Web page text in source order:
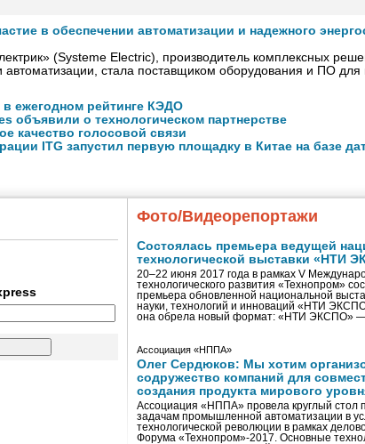
в обеспечении автоматизации и надежного
(Systeme Electric), производитель комплексных
автоматизации, стала поставщиком оборудования и ПО для
в ежегодном рейтинге КЭДО
объявили о технологическом партнерстве
качество голосовой связи
ITG запустил первую площадку в Китае на базе
Фото/Видеорепортажи
Состоялась премьера ведущей
технологической выставки «НТИ
20–22 июня 2017 года в рамках V
технологического развития «Технопром»
премьера обновленной национальной
науки, технологий и инноваций «НТИ
она обрела новый формат: «НТИ ЭКСПО» —
Ассоциация «НППА»
Олег Сердюков: Мы хотим
содружество компаний для
создания продукта мирового
Ассоциация «НППА» провела круглый стол
задачам промышленной автоматизации в
технологической революции в рамках
Форума «Технопром»-2017. Основные